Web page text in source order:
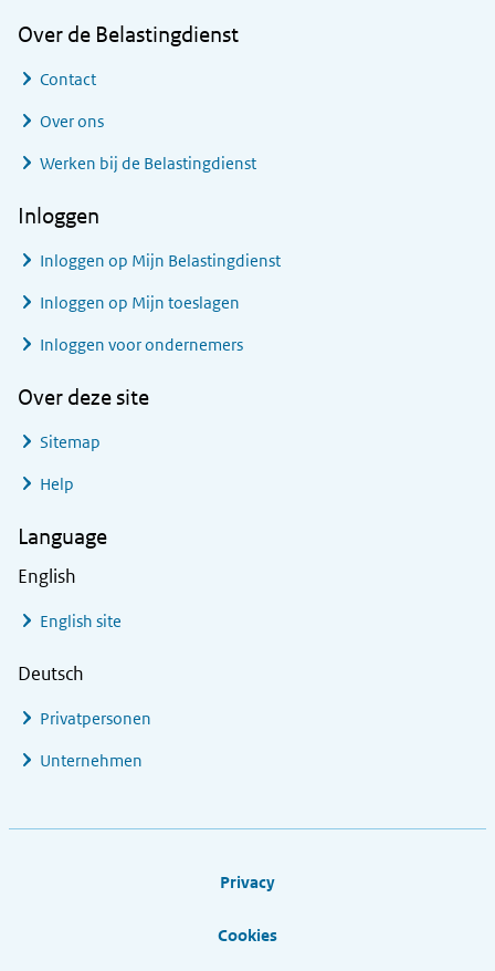
Over de Belastingdienst
Contact
Over ons
Werken bij de Belastingdienst
Inloggen
Inloggen op Mijn Belastingdienst
Inloggen op Mijn toeslagen
Inloggen voor ondernemers
Over deze site
Sitemap
Help
Language
English
English site
Deutsch
Privatpersonen
Unternehmen
Privacy
Cookies